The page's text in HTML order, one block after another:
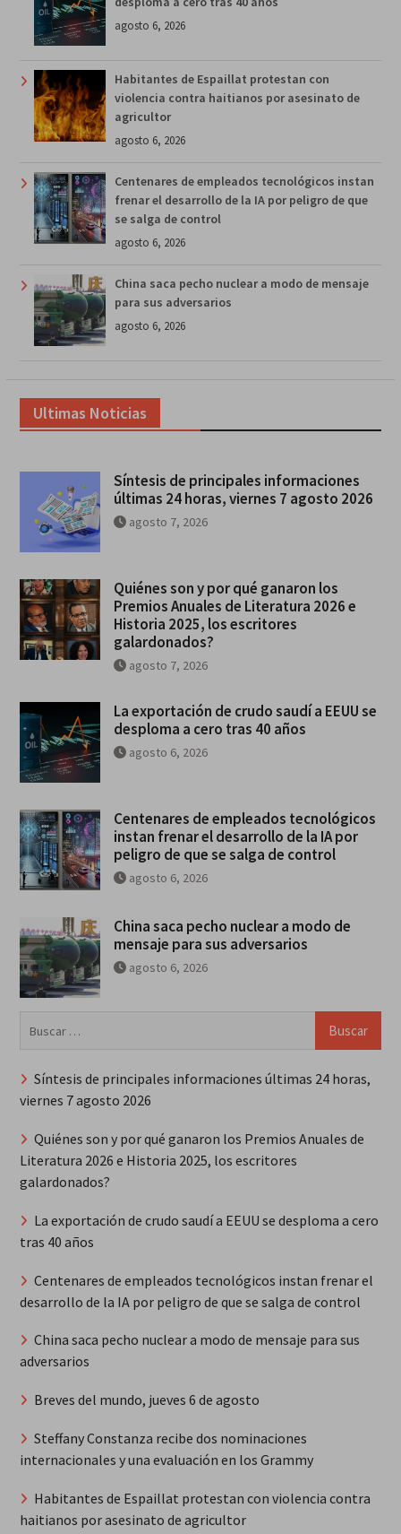
agosto 6, 2026
Habitantes de Espaillat protestan con
violencia contra haitianos por asesinato de
agricultor
agosto 6, 2026
Centenares de empleados tecnológicos instan
frenar el desarrollo de la IA por peligro de que
se salga de control
agosto 6, 2026
China saca pecho nuclear a modo de mensaje
para sus adversarios
agosto 6, 2026
Ultimas Noticias
Síntesis de principales informaciones
últimas 24 horas, viernes 7 agosto 2026
agosto 7, 2026
Quiénes son y por qué ganaron los
Premios Anuales de Literatura 2026 e
Historia 2025, los escritores
galardonados?
agosto 7, 2026
La exportación de crudo saudí a EEUU se
desploma a cero tras 40 años
agosto 6, 2026
Centenares de empleados tecnológicos
instan frenar el desarrollo de la IA por
peligro de que se salga de control
agosto 6, 2026
China saca pecho nuclear a modo de
mensaje para sus adversarios
agosto 6, 2026
Síntesis de principales informaciones últimas 24 horas,
viernes 7 agosto 2026
Quiénes son y por qué ganaron los Premios Anuales de
Literatura 2026 e Historia 2025, los escritores
galardonados?
La exportación de crudo saudí a EEUU se desploma a cero
tras 40 años
Centenares de empleados tecnológicos instan frenar el
desarrollo de la IA por peligro de que se salga de control
China saca pecho nuclear a modo de mensaje para sus
adversarios
Breves del mundo, jueves 6 de agosto
Steffany Constanza recibe dos nominaciones
internacionales y una evaluación en los Grammy
Habitantes de Espaillat protestan con violencia contra
haitianos por asesinato de agricultor